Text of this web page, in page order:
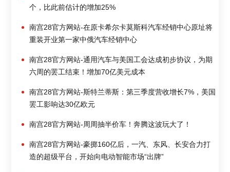
个，比此前估计的增加25%
南宫28官方网站-在原卡希尔卡莫斯科汽车经销中心原址将
重装开业第一家中俄汽车经销中心
南宫28官方网站-通用汽车与美国工会达成初步协议，为期
六周的罢工结束！增加70亿美元成本
南宫28官方网站-斯特兰蒂斯：第三季度营收增长7%，美国
罢工影响达30亿欧元
南宫28官方网站-周周抽半价车！奔腾这波玩大了！
南宫28官方网站-豪掷160亿后，一汽、东风、长安合力打
造的超级平台，开始向电动智能市场“出牌”